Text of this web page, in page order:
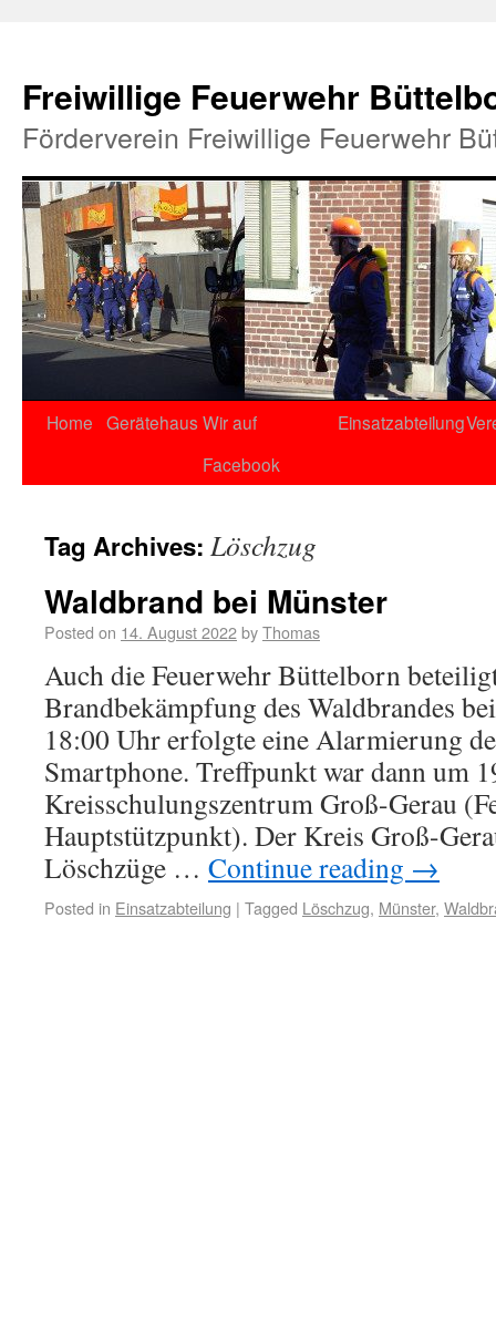
Freiwillige Feuerwehr
Förderverein Freiwillige Feuerwehr
Home Gerätehaus Wir auf
Facebook
Einsatzabteilung
Tag Archives: Löschzug
Waldbrand bei Münster
Posted on 14. August 2022byThomas
Auch die Feuerwehr Büttelborn
Brandbekämpfung des Waldbrandes
18:00 Uhr erfolgte eine Alarmierung
Smartphone. Treffpunkt war dann um
Kreisschulungszentrum Groß-Gerau
Hauptstützpunkt). Der Kreis Groß-
Löschzüge … Continue reading →
Posted in Einsatzabteilung | Tagged Löschzug, Münster,